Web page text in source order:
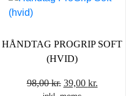
HÅNDTAG PROGRIP SOFT
(HVID)
98,00kr. Den
39,00 kr.Den